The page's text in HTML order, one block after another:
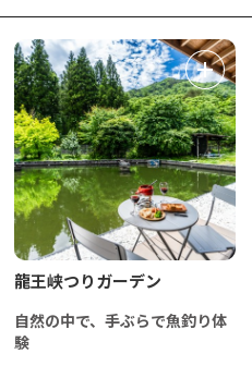
龍王峡つりガーデン
自然の中で、手ぶらで魚釣り体
験